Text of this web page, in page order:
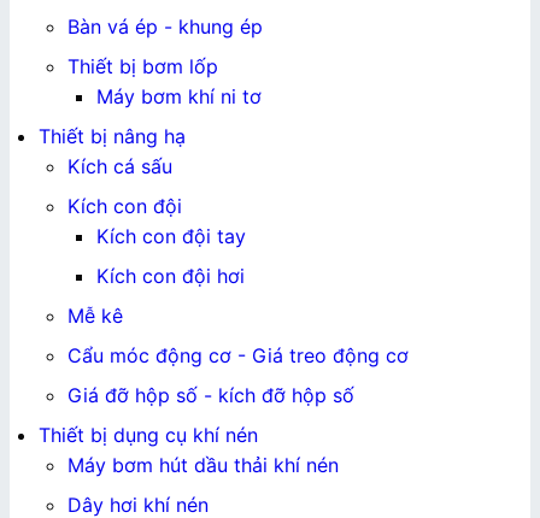
Bàn vá ép - khung ép
Thiết bị bơm lốp
Máy bơm khí ni tơ
Thiết bị nâng hạ
Kích cá sấu
Kích con đội
Kích con đội tay
Kích con đội hơi
Mễ kê
Cẩu móc động cơ - Giá treo động cơ
Giá đỡ hộp số - kích đỡ hộp số
Thiết bị dụng cụ khí nén
Máy bơm hút dầu thải khí nén
Dây hơi khí nén